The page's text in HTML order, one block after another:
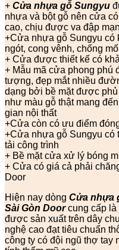
+ Cửa nhựa gỗ Sungyu
nhựa và bột gỗ nên cửa
cao, chịu được va đập
+Cửa nhựa gỗ Sungyu có
ngót, cong vênh, chống
+ Cửa được thiết kế có
+ Mẫu mã cửa phong phú
tượng, đẹp mắt nhiều
dạng bởi bề mặt được
như màu gỗ thật mang
gian nội thất
+Cửa còn có ưu điểm
+Cửa nhựa gỗ Sungyu có
tải công trình
+ Bề mặt cửa xử lý bóng
+ Cửa có giá cả phải
Door
Hiện nay dòng Cửa nhựa
Sài Gòn Doorcung cấp là
được sản xuất trên dây
nghệ cao đạt tiêu chuẩn
công ty có đội ngũ thợ tay